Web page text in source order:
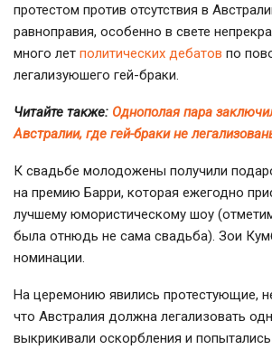
протестом против отсутствия в
равноправия, особенно в свете
много лет политических дебатов по
легализуюшего гей-браки.
Читайте также: Однополая пара
Австралии, где гей-браки не
К свадьбе молодожены получили
на премию Барри, которая ежегодно
лучшему юмористическому шоу
была отнюдь не сама свадьба). Зои
номинации.
На церемонию явились протестующие,
что Австралия должна легализовать
выкрикивали оскорбления и попытались